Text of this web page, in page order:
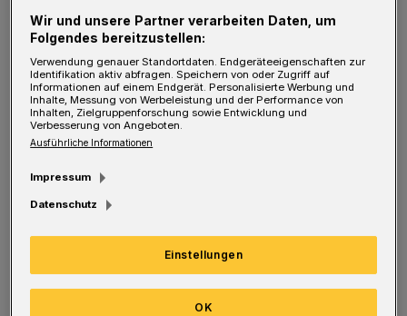
besondere Atraktion. Im Fischertal die Sport-
Anlage integrieren: Dies hätte den Vorteil,
dass der Engelsgarten mit dem Engelshaus
eine besondere Bedeutung hätte.
Am Barmer Bahnhof wäre auch Platz für
Reisebusse. Dies wäre eine von den Kosten her
gesehen günstige BUGA für Wuppertal.
Wir und unsere Partner verarbeiten Daten, um
Folgendes bereitzustellen:
Verwendung genauer Standortdaten. Endgeräteeigenschaften zur
Identifikation aktiv abfragen. Speichern von oder Zugriff auf
Informationen auf einem Endgerät. Personalisierte Werbung und
Inhalte, Messung von Werbeleistung und der Performance von
Inhalten, Zielgruppenforschung sowie Entwicklung und
Verbesserung von Angeboten.
Ausführliche Informationen
Impressum
Datenschutz
Einstellungen
OK